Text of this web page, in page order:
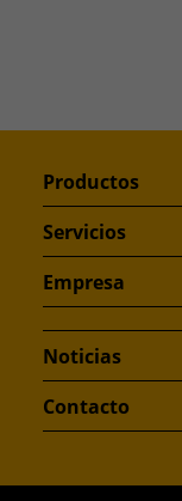
Productos
Servicios
Empresa
Noticias
Contacto